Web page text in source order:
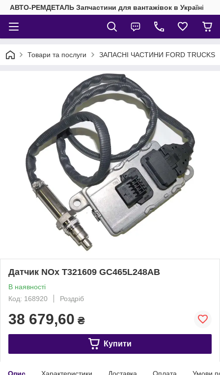
АВТО-РЕМДЕТАЛЬ Запчастини для вантажівок в Україні
Товари та послуги ЗАПАСНІ ЧАСТИНИ FORD TRUCKS
Датчик NOx T321609 GC465L248AB
В наявності
Код: 168920
Роздріб
38 679,60 ₴
Купити
Опис Характеристики Доставка Оплата Умови